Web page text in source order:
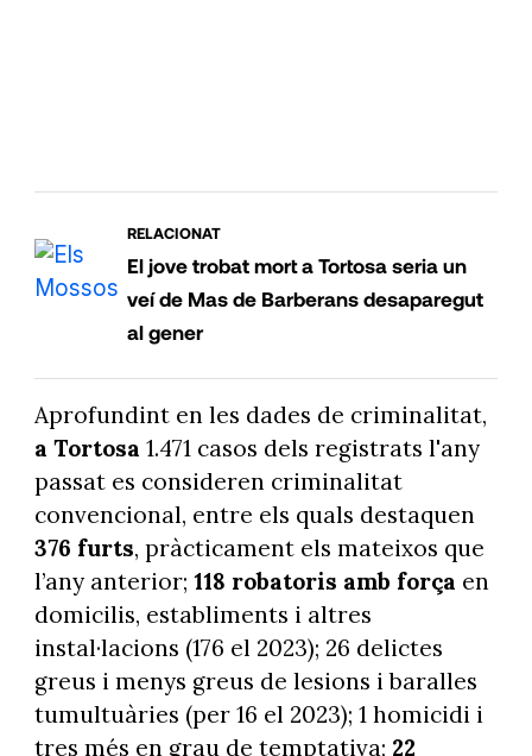
RELACIONAT
El jove trobat mort a Tortosa seria un
veí de Mas de Barberans desaparegut
al gener
Aprofundint en les dades de criminalitat,
a Tortosa 1.471 casos dels registrats l'any
passat es consideren criminalitat
convencional, entre els quals destaquen
376 furts, pràcticament els mateixos que
l’any anterior; 118 robatoris amb força en
domicilis, establiments i altres
instal·lacions (176 el 2023); 26 delictes
greus i menys greus de lesions i baralles
tumultuàries (per 16 el 2023); 1 homicidi i
tres més en grau de temptativa; 22